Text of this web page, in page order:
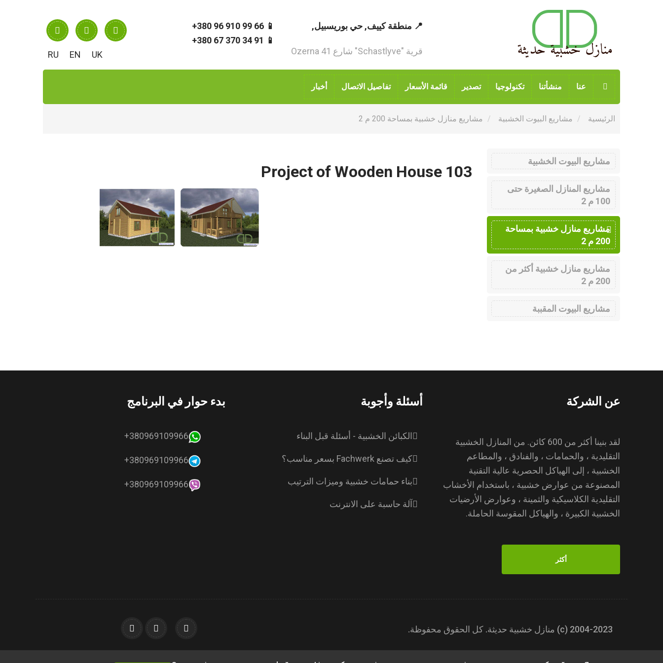
📍 منطقة كييف, حي بوريسبيل,
قرية "Schastlyve" شارع Ozerna 41
📱 66 99 910 96 380+
📱 91 34 370 67 380+
UK
EN
RU
عنا منشأتنا تكنولوجيا تصدير قائمة الأسعار تفاصيل الاتصال أخبار
الرئيسية مشاريع البيوت الخشبية مشاريع منازل خشبية بمساحة 200 م 2
Project of Wooden House 103
مشاريع البيوت الخشبية
مشاريع المنازل الصغيرة حتى
100 م 2
مشاريع منازل خشبية بمساحة
200 م 2
مشاريع منازل خشبية أكثر من
200 م 2
مشاريع البيوت المقببة
عن الشركة
لقد بنينا أكثر من 600 كائن. من المنازل الخشبية
التقليدية ، والحمامات ، والفنادق ، والمطاعم
الخشبية ، إلى الهياكل الحصرية عالية التقنية
المصنوعة من عوارض خشبية ، باستخدام الأخشاب
التقليدية الكلاسيكية والثمينة ، وعوارض الأرضيات
الخشبية الكبيرة ، والهياكل المقوسة الحاملة.
أكثر
أسئلة وأجوبة
الكبائن الخشبية - أسئلة قبل البناء
كيف تصنع Fachwerk بسعر مناسب؟
بناء حمامات خشبية وميزات الترتيب
آلة حاسبة على الانترنت
بدء حوار في البرنامج
380969109966+
380969109966+
380969109966+
2004-2023 (с) منازل خشبية حديثة. كل الحقوق محفوظة.